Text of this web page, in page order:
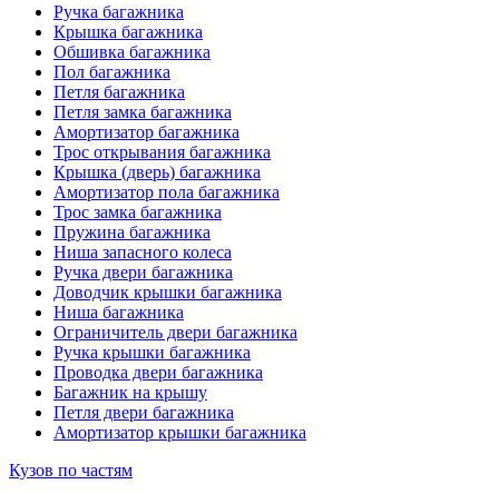
Ручка багажника
Крышка багажника
Обшивка багажника
Пол багажника
Петля багажника
Петля замка багажника
Амортизатор багажника
Трос открывания багажника
Крышка (дверь) багажника
Амортизатор пола багажника
Трос замка багажника
Пружина багажника
Ниша запасного колеса
Ручка двери багажника
Доводчик крышки багажника
Ниша багажника
Ограничитель двери багажника
Ручка крышки багажника
Проводка двери багажника
Багажник на крышу
Петля двери багажника
Амортизатор крышки багажника
Кузов по частям